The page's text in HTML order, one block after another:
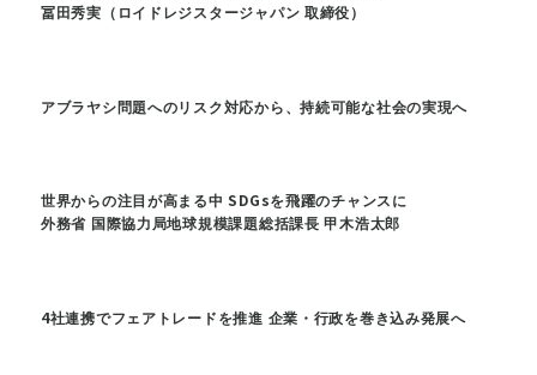
冨田秀実（ロイドレジスタージャパン 取締役）
アブラヤシ問題へのリスク対応から、持続可能な社会の実現へ
世界からの注目が高まる中 SDGsを飛躍のチャンスに
外務省 国際協力局地球規模課題総括課長 甲木浩太郎
4社連携でフェアトレードを推進 企業・行政を巻き込み発展へ